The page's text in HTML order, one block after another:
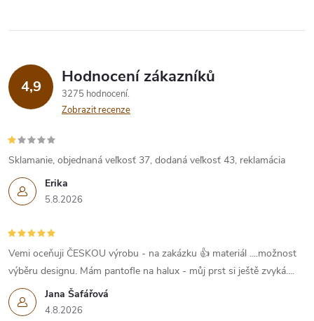
4,9 Hodnocení zákazníků
3275 hodnocení
Zobrazit recenze
Erika
5.8.2026
Sklamanie, objednaná veľkosť 37, dodaná veľkosť 43, reklamácia
Jana Šafářová
4.8.2026
Vemi oceňuji ČESKOU výrobu - na zakázku 👍 materiál ....možnost
výběru designu. Mám pantofle na halux - můj prst si ještě zvyká....